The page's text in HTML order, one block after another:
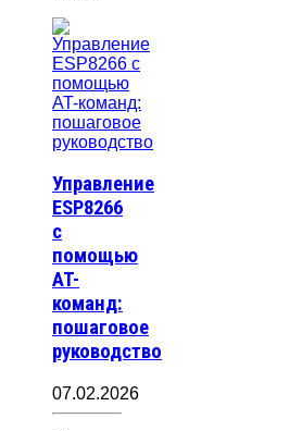
Управление
ESP8266
с
помощью
AT-
команд:
пошаговое
руководство
07.02.2026